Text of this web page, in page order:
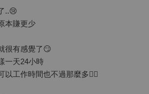
..😢
本賺更少
很有感覺了😏
一天24小時
以工作時間也不過那麼多🤷‍♀️